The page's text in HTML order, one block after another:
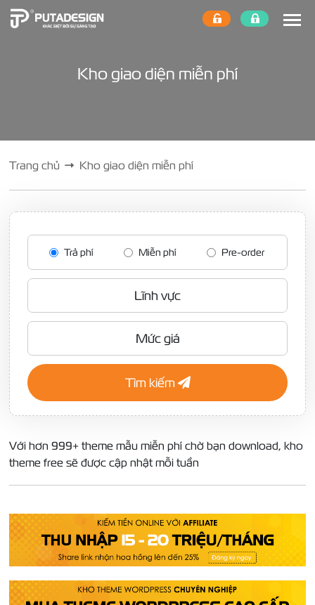
Kho giao diện miễn phí
Trang chủ Kho giao diện miễn phí
Trả phí Miễn phí Pre-order
Lĩnh vực
Mức giá
Tìm kiếm
Với hơn 999+ theme mẫu miễn phí chờ bạn download, kho
theme free sẽ được cập nhật mỗi tuần